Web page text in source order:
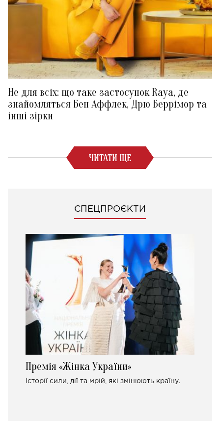
Не для всіх: що таке застосунок Raya, де
знайомляться Бен Аффлек, Дрю Беррімор та
інші зірки
ЧИТАТИ ЩЕ
СПЕЦПРОЄКТИ
Премія «Жінка України»
Історії сили, дії та мрій, які змінюють країну.